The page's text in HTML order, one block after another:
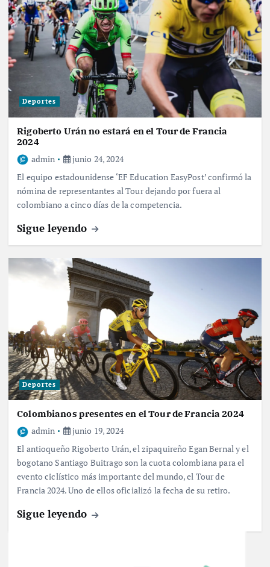
Deportes
Rigoberto Urán no estará en el Tour de Francia
2024
admin
junio 24, 2024
El equipo estadounidense ‘EF Education EasyPost’ confirmó la
nómina de representantes al Tour dejando por fuera al
colombiano a cinco días de la competencia.
Sigue leyendo
Deportes
Colombianos presentes en el Tour de Francia 2024
admin
junio 19, 2024
El antioqueño Rigoberto Urán, el zipaquireño Egan Bernal y el
bogotano Santiago Buitrago son la cuota colombiana para el
evento ciclístico más importante del mundo, el Tour de
Francia 2024. Uno de ellos oficializó la fecha de su retiro.
Sigue leyendo